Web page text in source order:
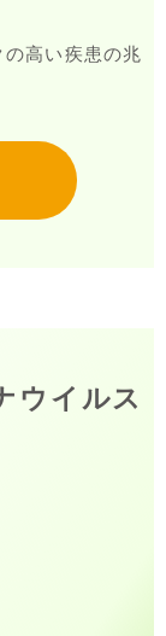
高い疾患の兆
ウイルス